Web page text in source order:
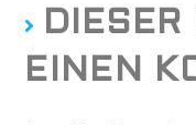
DIESER
EINEN